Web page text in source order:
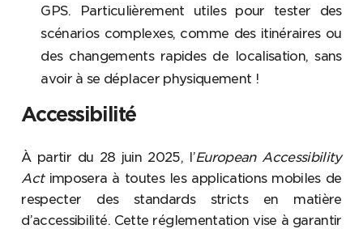
GPS. Particulièrement utiles pour tester des
scénarios complexes, comme des itinéraires ou
des changements rapides de localisation, sans
avoir à se déplacer physiquement !
Accessibilité
À partir du 28 juin 2025, l’European Accessibility
Actimposera à toutes les applications mobiles de
respecter des standards stricts en matière
d’accessibilité. Cette réglementation vise à garantir